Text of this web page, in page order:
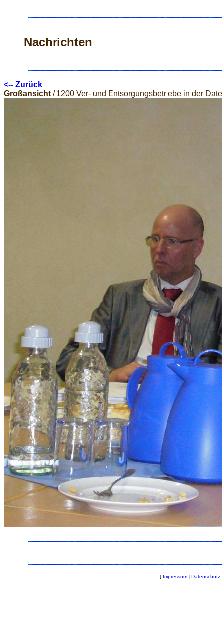
Nachrichten
<-- Zurück
Großansicht / 1200 Ver- und Entsorgungsbetriebe in der
[ Impressum | Datenschutz